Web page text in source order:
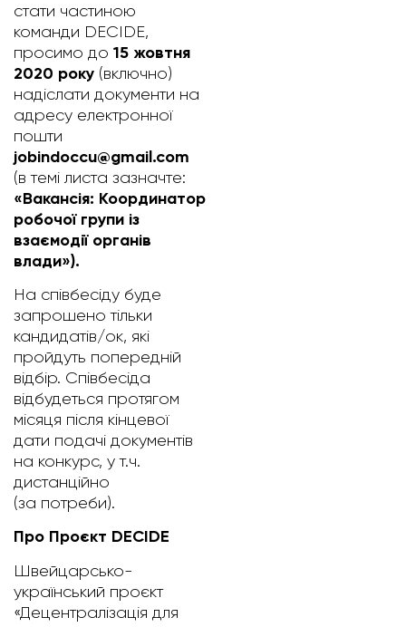
стати частиною
команди DECIDE,
просимо до 15 жовтня
2020 року (включно)
надіслати документи на
адресу електронної
пошти
jobindoccu@gmail.com
(в темі листа зазначте:
«Вакансія: Координатор
робочої групи із
взаємодії органів
влади»).
На співбесіду буде
запрошено тільки
кандидатів/ок, які
пройдуть попередній
відбір. Співбесіда
відбудеться протягом
місяця після кінцевої
дати подачі документів
на конкурс, у т.ч.
дистанційно
(за потреби).
Про Проєкт DECIDE
Швейцарсько-
український проєкт
«Децентралізація для